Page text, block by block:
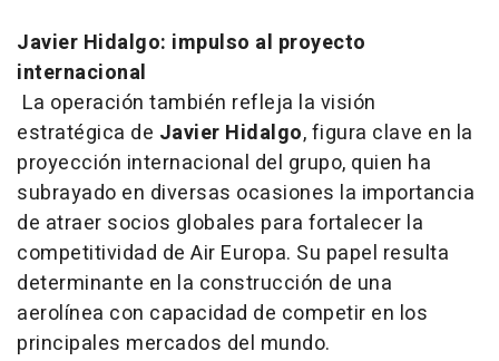
Javier Hidalgo: impulso al proyecto
internacional
La operación también refleja la visión
estratégica de Javier Hidalgo, figura clave en la
proyección internacional del grupo, quien ha
subrayado en diversas ocasiones la importancia
de atraer socios globales para fortalecer la
competitividad de Air Europa. Su papel resulta
determinante en la construcción de una
aerolínea con capacidad de competir en los
principales mercados del mundo.